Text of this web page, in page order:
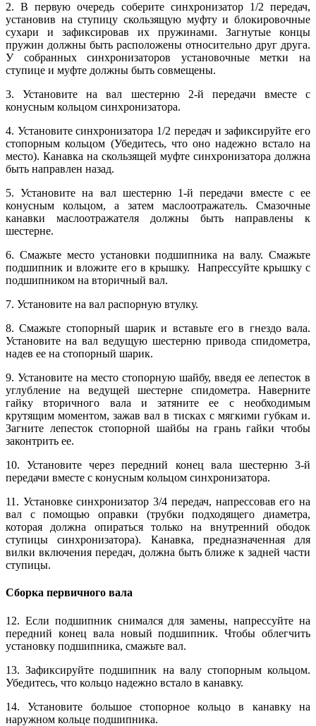
2. В первую очередь соберите синхронизатор 1/2 передач,
установив на ступицу скользящую муфту и блокировочные
сухари и зафиксировав их пружинами. Загнутые концы
пружин должны быть расположены относительно друг друга.
У собранных синхронизаторов установочные метки на
ступице и муфте должны быть совмещены.
3. Установите на вал шестерню 2-й передачи вместе с
конусным кольцом синхронизатора.
4. Установите синхронизатора 1/2 передач и зафиксируйте его
стопорным кольцом (Убедитесь, что оно надежно встало на
место). Канавка на скользящей муфте синхронизатора должна
быть направлен назад.
5. Установите на вал шестерню 1-й передачи вместе с ее
конусным кольцом, а затем маслоотражатель. Смазочные
канавки маслоотражателя должны быть направлены к
шестерне.
6. Смажьте место установки подшипника на валу. Смажьте
подшипник и вложите его в крышку. Напрессуйте крышку с
подшипником на вторичный вал.
7. Установите на вал распорную втулку.
8. Смажьте стопорный шарик и вставьте его в гнездо вала.
Установите на вал ведущую шестерню привода спидометра,
надев ее на стопорный шарик.
9. Установите на место стопорную шайбу, введя ее лепесток в
углубление на ведущей шестерне спидометра. Наверните
гайку вторичного вала и затяните ее с необходимым
крутящим моментом, зажав вал в тисках с мягкими губкам и.
Загните лепесток стопорной шайбы на грань гайки чтобы
законтрить ее.
10. Установите через передний конец вала шестерню 3-й
передачи вместе с конусным кольцом синхронизатора.
11. Установке синхронизатор 3/4 передач, напрессовав его на
вал с помощью оправки (трубки подходящего диаметра,
которая должна опираться только на внутренний ободок
ступицы синхронизатора). Канавка, предназначенная для
вилки включения передач, должна быть ближе к задней части
ступицы.
Сборка первичного вала
12. Если подшипник снимался для замены, напрессуйте на
передний конец вала новый подшипник. Чтобы облегчить
установку подшипника, смажьте вал.
13. Зафиксируйте подшипник на валу стопорным кольцом.
Убедитесь, что кольцо надежно встало в канавку.
14. Установите большое стопорное кольцо в канавку на
наружном кольце подшипника.